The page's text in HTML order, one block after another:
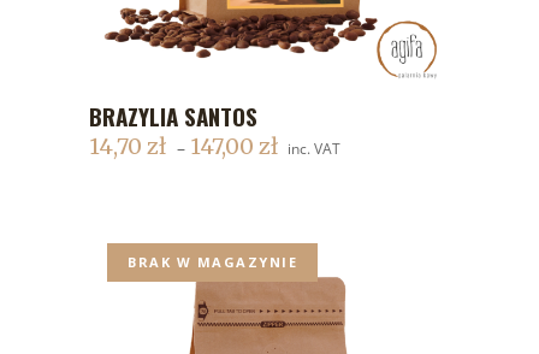
DODAJ DO KOSZYKA
BRAZYLIA SANTOS
14,70 zł – 147,00 zł inc. VAT
BRAK W MAGAZYNIE